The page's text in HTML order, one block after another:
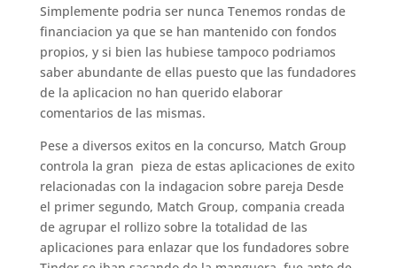
Simplemente podri­a ser nunca Tenemos rondas de
financiacion ya que se han mantenido con fondos
propios, y si bien las hubiese tampoco podriamos
saber abundante de ellas puesto que las fundadores
de la aplicacion no han querido elaborar
comentarios de las mismas.
Pese a diversos exitos en la concurso, Match Group
controla la gran pieza de estas aplicaciones de exito
relacionadas con la indagacion sobre pareja Desde
el primer segundo, Match Group, compania creada
de agrupar el rollizo sobre la totalidad de las
aplicaciones para enlazar que los fundadores sobre